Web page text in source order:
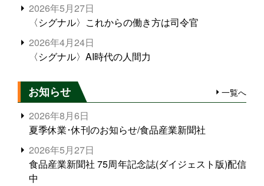
2026年5月27日
〈シグナル〉これからの働き方は司令官
2026年4月24日
〈シグナル〉AI時代の人間力
お知らせ 一覧へ
2026年8月6日
夏季休業･休刊のお知らせ/食品産業新聞社
2026年5月27日
食品産業新聞社 75周年記念誌(ダイジェスト版)配信
中